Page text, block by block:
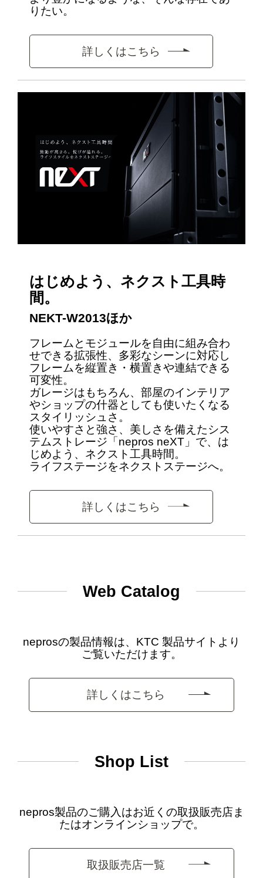
りたい。
詳しくはこちら
はじめよう、ネクスト工具時
間。
NEKT-W2013ほか
フレームとモジュールを自由に組み合わ
せできる拡張性、多彩なシーンに対応し
フレームを縦置き・横置きや連結できる
可変性。
ガレージはもちろん、部屋のインテリア
やショップの什器としても使いたくなる
スタイリッシュさ。
使いやすさと強さ、美しさを備えたシス
テムストレージ「nepros neXT」で、は
じめよう、ネクスト工具時間。
ライフステージをネクストステージへ。
詳しくはこちら
Web Catalog
neprosの製品情報は、KTC 製品サイトより
ご覧いただけます。
詳しくはこちら
Shop List
nepros製品のご購入はお近くの取扱販売店ま
たはオンラインショップで。
取扱販売店一覧